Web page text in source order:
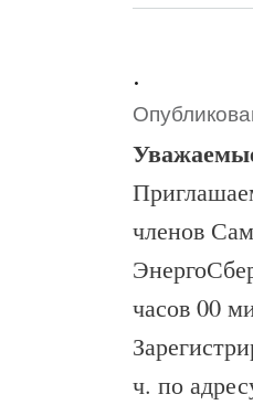
.
членов
часов 00
ч. по